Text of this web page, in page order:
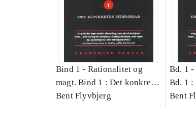
Bind 1 - Rationalitet og
magt. Bind 1 : Det konkretes
videnskab
Bent Flyvbjerg
Bd. 1 -
Bd. 1 :
Bent